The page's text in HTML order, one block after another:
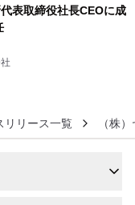
表取締役社長CEOに成
リリース一覧 （株